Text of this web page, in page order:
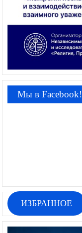
Мы в Facebook!
ИЗБРАННОЕ